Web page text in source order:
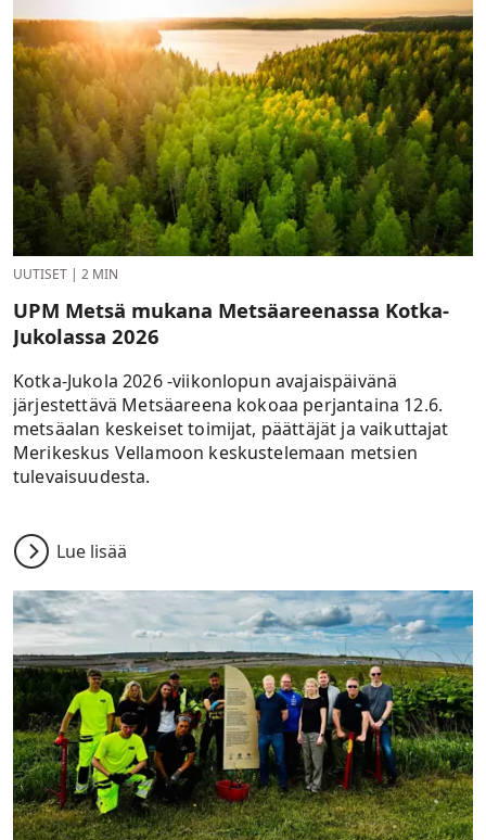
UUTISET | 2 MIN
UPM Metsä mukana Metsäareenassa Kotka-
Jukolassa 2026
Kotka-Jukola 2026 -viikonlopun avajaispäivänä
järjestettävä Metsäareena kokoaa perjantaina 12.6.
metsäalan keskeiset toimijat, päättäjät ja vaikuttajat
Merikeskus Vellamoon keskustelemaan metsien
tulevaisuudesta.
Lue lisää